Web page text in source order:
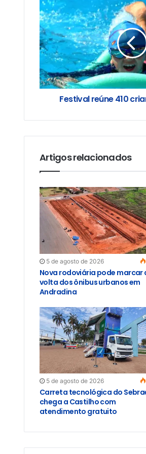
Festival reúne 410
Artigos relacionados
5 de agosto de 2026
Nova rodoviária pode marcar
volta dos ônibus urbanos em
Andradina
5 de agosto de 2026
Carreta tecnológica do
chega a Castilho com
atendimento gratuito